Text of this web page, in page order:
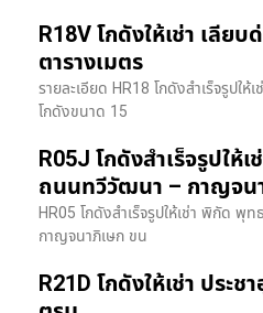
R18V โกดังให้เช่า เลีย
ตารางเมตร
รายละเอียด HR18 โกดังสำเร็จรูปใ
โกดังขนาด 15
R05J โกดังสำเร็จรูปใ
ถนนทวีวัฒนา – กาญจน
HR05 โกดังสำเร็จรูปให้เช่า พิกัด
กาญจนาภิเษก ขน
R21D โกดังให้เช่า ประ